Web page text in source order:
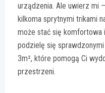
urządzenia. Ale uwierz mi
kilkoma sprytnymi trikami
może stać się komfortowa
podzielę się sprawdzonymi
3m², które pomogą Ci
przestrzeni.